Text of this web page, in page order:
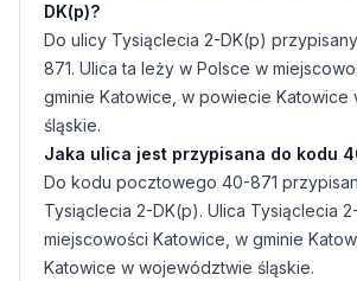
DK(p)?
Do ulicy Tysiąclecia 2-DK(p)
871. Ulica ta leży w Polsce w
gminie Katowice, w powiecie Katowice
śląskie.
Jaka ulica jest przypisana do kodu
Do kodu pocztowego 40-871
Tysiąclecia 2-DK(p). Ulica Tysiąclecia
miejscowości Katowice, w gminie
Katowice w województwie śląskie.